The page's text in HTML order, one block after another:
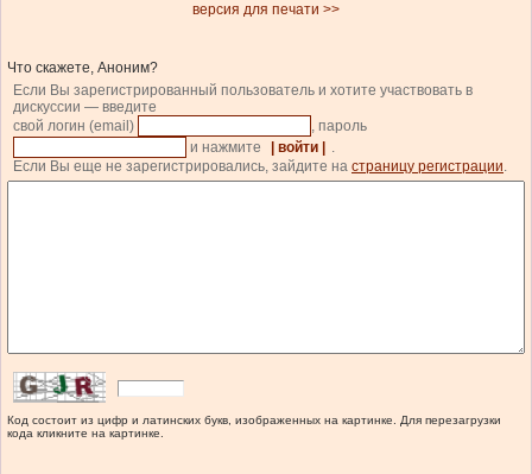
версия для печати >>
Что скажете, Аноним?
Если Вы зарегистрированный пользователь и хотите участвовать в
дискуссии — введите
свой логин (email)
, пароль
и нажмите
| войти |
.
Если Вы еще не зарегистрировались, зайдите на страницу регистрации.
Код состоит из цифр и латинских букв, изображенных на картинке. Для перезагрузки
кода кликните на картинке.